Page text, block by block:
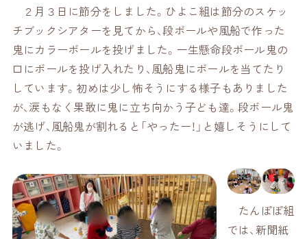
２月３日に節分をしました。ひよこ組は節分のスケッ
チブックシアターを見てから、段ボールや風船で作った
鬼にカラーボールを投げました。一生懸命段ボール鬼の
口にボールを投げ入れたり、風船鬼にボールを当てたり
しています。初めは少し怖そうにする様子もありました
が、涙もなく果敢に鬼に立ち向かう子ども達。段ボール鬼
が逃げ、風船鬼が割れると「やったー！」と嬉しそうにして
いました。
たんぽぽ組
では、新聞紙